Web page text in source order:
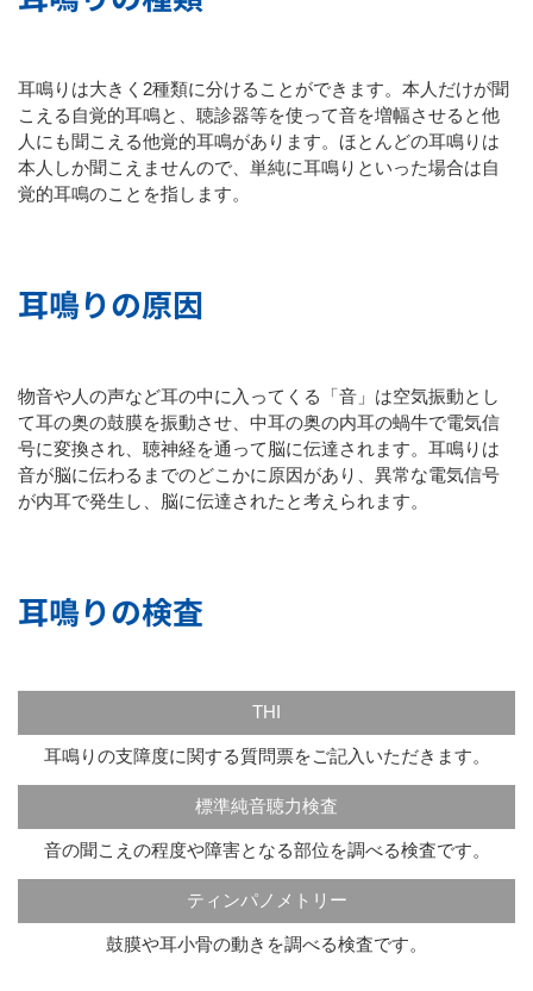
耳鳴りは大きく2種類に分けることができます。本人だけが聞
こえる自覚的耳鳴と、聴診器等を使って音を増幅させると他
人にも聞こえる他覚的耳鳴があります。ほとんどの耳鳴りは
本人しか聞こえませんので、単純に耳鳴りといった場合は自
覚的耳鳴のことを指します。
耳鳴りの原因
物音や人の声など耳の中に入ってくる「音」は空気振動とし
て耳の奥の鼓膜を振動させ、中耳の奥の内耳の蝸牛で電気信
号に変換され、聴神経を通って脳に伝達されます。耳鳴りは
音が脳に伝わるまでのどこかに原因があり、異常な電気信号
が内耳で発生し、脳に伝達されたと考えられます。
耳鳴りの検査
THI
耳鳴りの支障度に関する質問票をご記入いただきます。
標準純音聴力検査
音の聞こえの程度や障害となる部位を調べる検査です。
ティンパノメトリー
鼓膜や耳小骨の動きを調べる検査です。